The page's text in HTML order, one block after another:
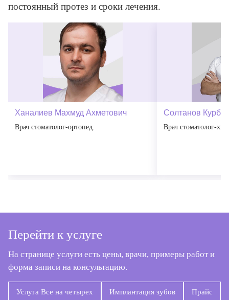
постоянный протез и сроки лечения.
Ханалиев Махмуд Ахметович
Врач стоматолог-ортопед.
Солтанов
Врач стоматолог-
Перейти к услуге
На странице услуги есть цены, врачи, примеры работ и
форма записи на консультацию.
Услуга Все на четырех Имплантация зубов Прайс